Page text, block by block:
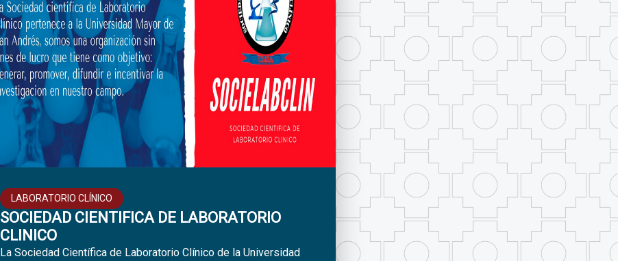
LABORATORIO CLÍNICO
SOCIEDAD CIENTIFICA DE LABORATORIO
CLINICO
La Sociedad Científica de Laboratorio Clínico de la Universidad